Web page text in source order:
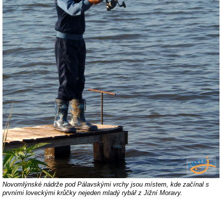
Novomlýnské nádrže pod Pálavskými vrchy jsou místem, kde začínal s
prvními loveckými krůčky nejeden mladý rybář z Jižní Moravy.